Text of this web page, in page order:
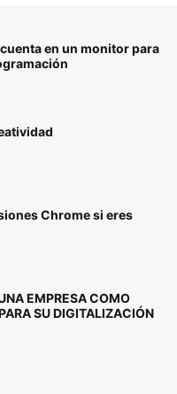
en un monitor para
Chrome si eres
EMPRESA COMO
SU DIGITALIZACIÓN